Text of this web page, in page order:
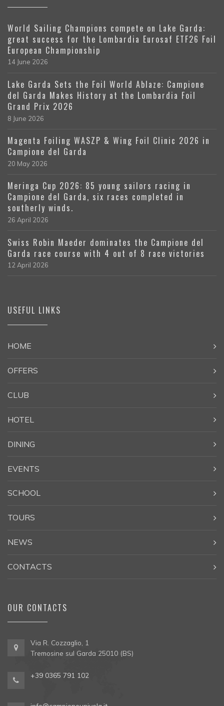
World Sailing Champions compete on Lake Garda:
great success for the Lombardia Eurosaf ETF26 Foil
European Championship
14 June 2026
Lake Garda Sets the Foil World Ablaze: Campione
del Garda Makes History at the Lombardia Foil
Grand Prix 2026
8 June 2026
Magenta Foiling WASZP & Wing Foil Clinic 2026 in
Campione del Garda
20 May 2026
Meringa Cup 2026: 85 young sailors racing in
Campione del Garda, six races completed in
southerly winds.
26 April 2026
Swiss Robin Maeder dominates the Campione del
Garda race course with 4 out of 8 race victories
12 April 2026
USEFUL LINKS
HOME
OFFERS
CLUB
HOTEL
DINING
EVENTS
SCHOOL
TOURS
NEWS
CONTACTS
OUR CONTACTS
Via R. Cozzaglio, 1
Tremosine sul Garda 25010 (BS)
+39 0365 791 102